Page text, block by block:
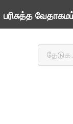
பரிசுத்த